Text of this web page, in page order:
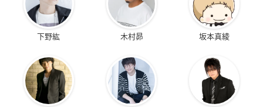
下野紘 木村昴 坂本真綾